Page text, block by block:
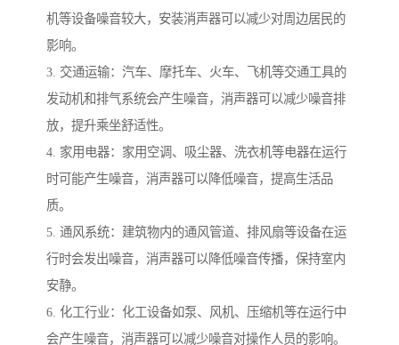
机等设备噪音较大，安装消声器可以减少对周边居民的
影响。
3. 交通运输：汽车、摩托车、火车、飞机等交通工具的
发动机和排气系统会产生噪音，消声器可以减少噪音排
放，提升乘坐舒适性。
4. 家用电器：家用空调、吸尘器、洗衣机等电器在运行
时可能产生噪音，消声器可以降低噪音，提高生活品
质。
5. 通风系统：建筑物内的通风管道、排风扇等设备在运
行时会发出噪音，消声器可以降低噪音传播，保持室内
安静。
6. 化工行业：化工设备如泵、风机、压缩机等在运行中
会产生噪音，消声器可以减少噪音对操作人员的影响。